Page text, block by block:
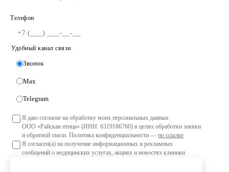
Телефон
Удобный канал связи
Звонок
Max
Telegram
Я даю согласие на обработку моих персональных данных
ООО «Райская птица» (ИНН: 6319186760) в целях обработки заявки
и обратной связи. Политика конфиденциальности —по ссылке
Я согласен(а) на получение информационных и рекламных
сообщений о медицинских услугах, акциях и новостях клиники